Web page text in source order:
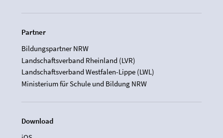
Partner
Bildungspartner NRW
Landschaftsverband Rheinland (LVR)
Landschaftsverband Westfalen-Lippe (LWL)
Ministerium für Schule und Bildung NRW
Download